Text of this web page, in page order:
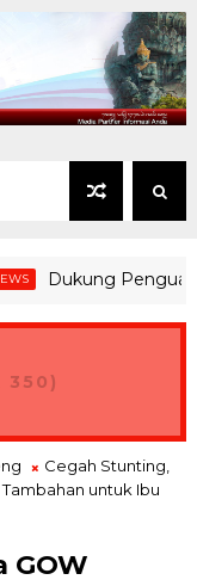
Dukung Penguatan
350)
Cegah Stunting,
untuk Ibu
GOW